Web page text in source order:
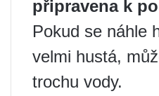
připravena k
Pokud se náhle
velmi hustá,
trochu vody.